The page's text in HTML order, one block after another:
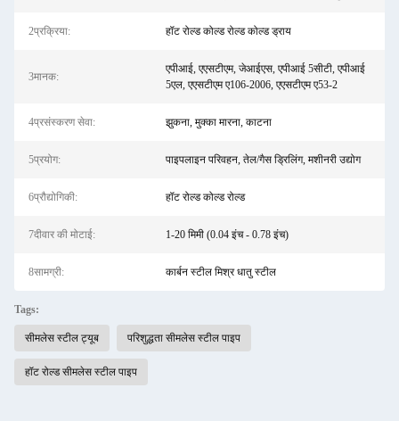
2प्रक्रिया: हॉट रोल्ड कोल्ड रोल्ड कोल्ड ड्राय
3मानक:
एपीआई, एएसटीएम, जेआईएस, एपीआई 5सीटी, एपीआई
5एल, एएसटीएम ए106-2006, एएसटीएम ए53-2
4प्रसंस्करण सेवा: झुकना, मुक्का मारना, काटना
5प्रयोग: पाइपलाइन परिवहन, तेल/गैस ड्रिलिंग, मशीनरी उद्योग
6प्रौद्योगिकी: हॉट रोल्ड कोल्ड रोल्ड
7दीवार की मोटाई: 1-20 मिमी (0.04 इंच - 0.78 इंच)
8सामग्री: कार्बन स्टील मिश्र धातु स्टील
Tags:
सीमलेस स्टील ट्यूब परिशुद्धता सीमलेस स्टील पाइप
हॉट रोल्ड सीमलेस स्टील पाइप